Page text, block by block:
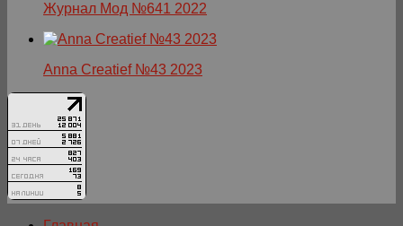
Журнал Мод №641 2022
Anna Creatief №43 2023